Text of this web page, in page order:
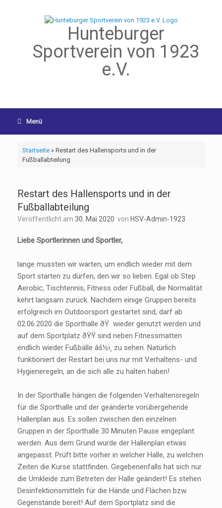
Hunteburger
Sportverein von 1923
e.V.
Menü
Startseite» Restart des Hallensports und in der
Fußballabteilung
Restart des Hallensports und in der
Fußballabteilung
Veröffentlicht am 30. Mai 2020 von HSV-Admin-1923
Liebe Sportlerinnen und Sportler,
lange mussten wir warten, um endlich wieder mit dem
Sport starten zu dürfen, den wir so lieben. Egal ob Step
Aerobic, Tischtennis, Fitness oder Fußball, die Normalität
kehrt langsam zurück. Nachdem einige Gruppen bereits
erfolgreich im Outdoorsport gestartet sind, darf ab
02.06.2020 die Sporthalle ðŸ wieder genutzt werden und
auf dem Sportplatz ðŸŸ sind neben Fitnessmatten
endlich wieder Fußbälle âš½ï¸ zu sehen. Natürlich
funktioniert der Restart bei uns nur mit Verhaltens- und
Hygieneregeln, an die sich alle zu halten haben!
In der Sporthalle hängen die folgenden Verhaltensregeln
für die Sporthalle und der geänderte vorübergehende
Hallenplan aus. Es sollen zwischen den einzelnen
Gruppen in der Sporthalle 30 Minuten Pause eingeplant
werden. Aus dem Grund wurde der Hallenplan etwas
angepasst. Prüft bitte vorher in welcher Halle, zu welchen
Zeiten die Kurse stattfinden. Gegebenenfalls hat sich nur
die Umkleide zum Betreten der Halle geändert! Es stehen
Desinfektionsmitteln für die Hände und Flächen bzw.
Gegenstände bereit! Auf dem Sportplatz sind die